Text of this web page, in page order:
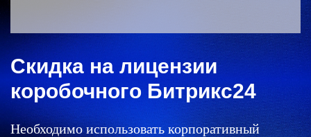
Скидка на лицензии
коробочного Битрикс24
Необходимо использовать корпоративный